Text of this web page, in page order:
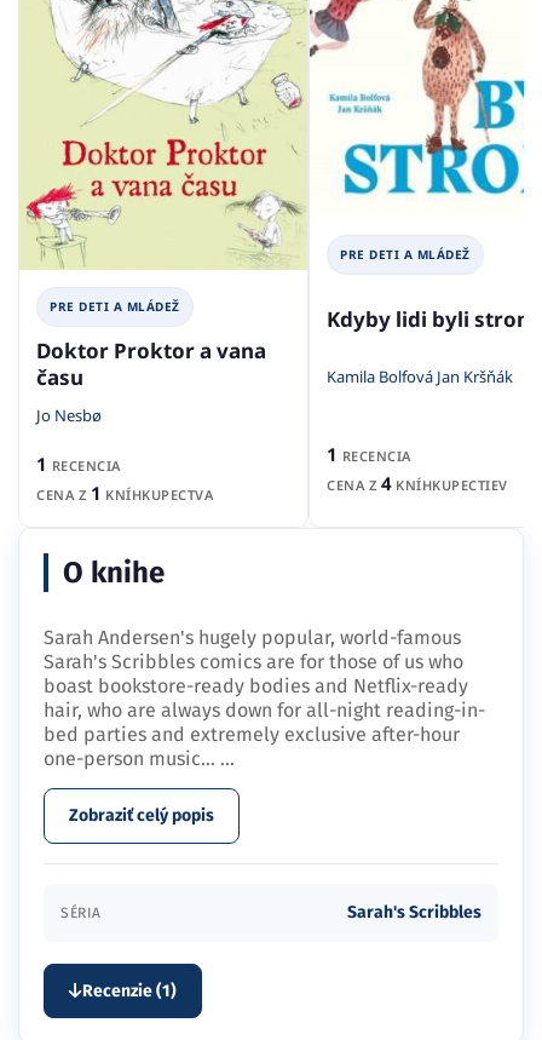
PRE DETI A MLÁDEŽ
Doktor Proktor a vana
času
Jo Nesbø
1 RECENCIA
CENA Z 1 KNÍHKUPECTVA
PRE DETI A MLÁDEŽ
Kdyby lidi byli
Kamila Bolfová Jan Kršňák
1 RECENCIA
CENA Z 4KNÍHKUPECTIEV
O knihe
Sarah Andersen's hugely popular, world-famous
Sarah's Scribbles comics are for those of us who
boast bookstore-ready bodies and Netflix-ready
hair, who are always down for all-night reading-in-
bed parties and extremely exclusive after-hour
one-person music… ...
Zobraziť celý popis
SÉRIA Sarah's Scribbles
Recenzie (1)